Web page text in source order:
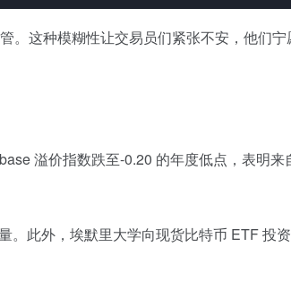
这种模糊性让交易员们紧张不安，他们
溢价指数跌至-0.20 的年度低点，表明
此外，埃默里大学向现货比特币 ETF 投